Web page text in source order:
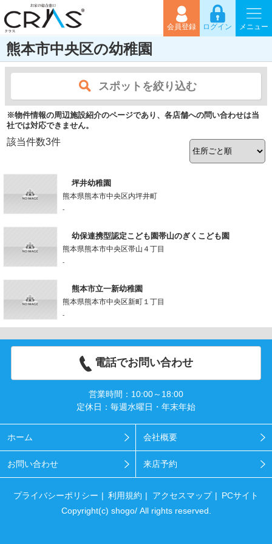
会員登録 ログイン メニュー
熊本市中央区の幼稚園
スポットを絞り込む
※物件情報の周辺施設紹介のページであり、各店舗への問い合わせは当
社では対応できません。
該当件数3件
坪井幼稚園
熊本県熊本市中央区内坪井町
-
幼保連携型認定こども園帯山のぎくこども園
熊本県熊本市中央区帯山４丁目
-
熊本市立一新幼稚園
熊本県熊本市中央区新町１丁目
-
電話でお問い合わせ
営業時間：10:00～18:00
定休日：毎週水曜日・年末年始
ホーム 会社概要
お問い合わせ 来店予約
プライバシーポリシー 利用規約 アクセスマップ
PCサイト
Copyright(c) shogo/ All rights reserved.